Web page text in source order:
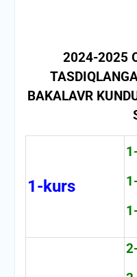
2024-2025
BAKALAVR
1-kurs